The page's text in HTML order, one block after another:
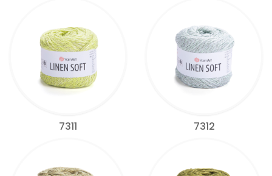
7311 7312